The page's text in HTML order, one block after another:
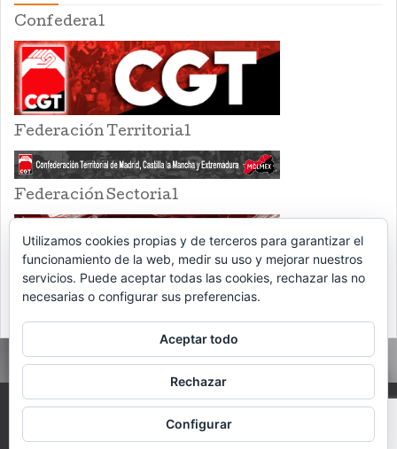
Confederal
Federación Territorial
Federación Sectorial
PROUDLY POWERED BY WORDPRESS THEME: EVENTBRITE SINGLE EVENT
Utilizamos cookies propias y de terceros para garantizar el
funcionamiento de la web, medir su uso y mejorar nuestros
servicios. Puede aceptar todas las cookies, rechazar las no
necesarias o configurar sus preferencias.
Aceptar todo
Rechazar
Configurar